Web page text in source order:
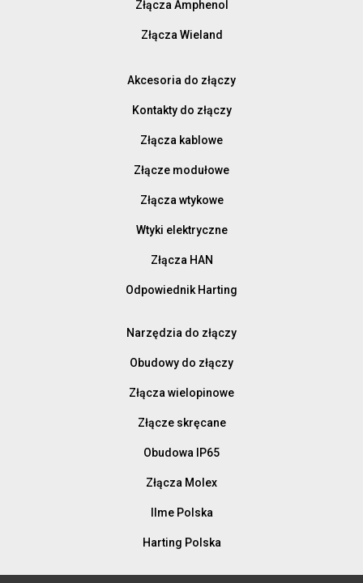
Złącza Amphenol
Złącza Wieland
Akcesoria do złączy
Kontakty do złączy
Złącza kablowe
Złącze modułowe
Złącza wtykowe
Wtyki elektryczne
Złącza HAN
Odpowiednik Harting
Narzędzia do złączy
Obudowy do złączy
Złącza wielopinowe
Złącze skręcane
Obudowa IP65
Złącza Molex
Ilme Polska
Harting Polska